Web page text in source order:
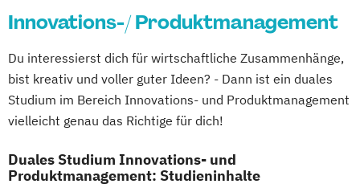
Sportbusiness Management
Tourismus Management
Trainingswissenschaft und Sporternährung
Business Management (versch.
Digital Business Management
Digitalisierung in der Sozialen Arbeit
Finance General Business Management
Governance Sozialer Arbeit Informatik
Innovations-/ Produktmanagement
Du interessierst dich für wirtschaftliche Zusammenhänge,
bist kreativ und voller guter Ideen? - Dann ist ein duales
Studium im Bereich Innovations- und Produktmanagement
vielleicht genau das Richtige für dich!
Duales Studium Innovations- und
Produktmanagement: Studieninhalte